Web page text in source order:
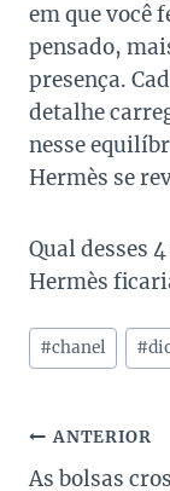
em que você
pensado,
presença.
detalhe
nesse
Hermès se
Qual desses
Hermès
Tags
do
#chanel #
ANTERIOR
As bolsas